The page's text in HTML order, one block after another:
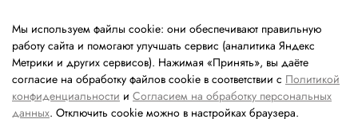
технологии
(информационные технологии предоставления
информации на основе сбора, систематизации и анализа
сведений, относящихся к предпочтениям пользователей сети
«Интернет», находящихся на территории Российской
Федерации).
Мы используем файлы cookie: они обеспечивают правильную
работу сайта и помогают улучшать сервис (аналитика Яндекс
Метрики и других сервисов). Нажимая «Принять», вы даёте
согласие на обработку файлов cookie в соответствии с Политикой
конфиденциальности и Согласием на обработку персональных
данных. Отключить cookie можно в настройках браузера.